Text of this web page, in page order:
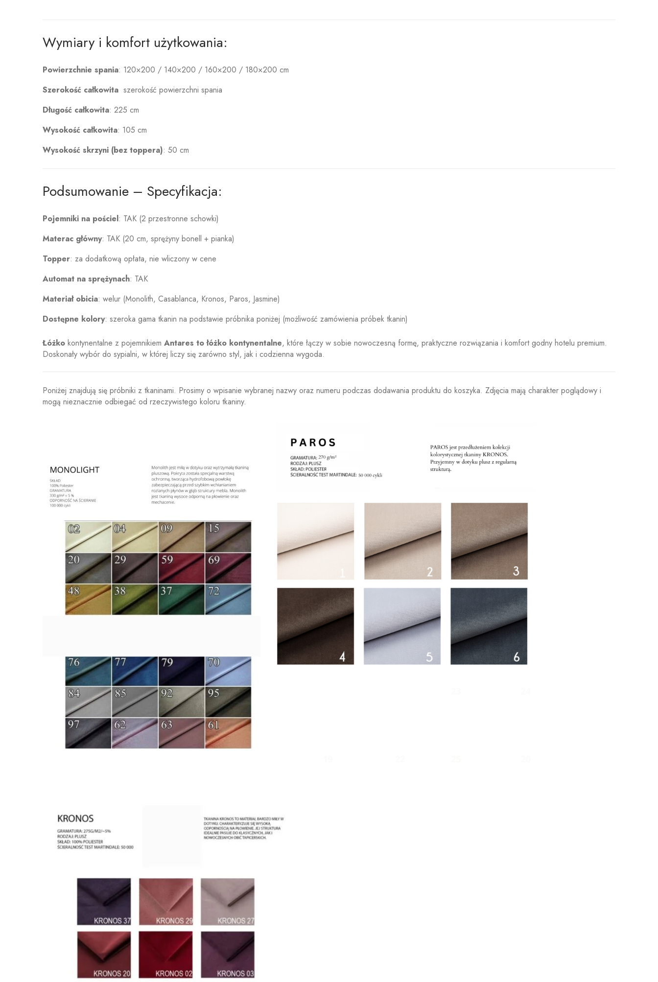
Wymiary i komfort użytkowania:
Powierzchnie spania: 120×200 / 140×200 / 160×200 / 180×200 cm
Szerokość całkowita szerokość powierzchni spania
Długość całkowita: 225 cm
Wysokość całkowita: 105 cm
Wysokość skrzyni (bez toppera): 50 cm
Podsumowanie – Specyfikacja:
Pojemniki na pościel: TAK (2 przestronne schowki)
Materac główny: TAK (20 cm, sprężyny bonell + pianka)
Topper: za dodatkową opłata, nie wliczony w cene
Automat na sprężynach: TAK
Materiał obicia: welur (Monolith, Casablanca, Kronos, Paros, Jasmine)
Dostępne kolory: szeroka gama tkanin na podstawie próbnika poniżej (możliwość zamówienia próbek tkanin)
Łóżko kontynentalne z pojemnikiem Antares to łóżko kontynentalne, które łączy w sobie nowoczesną formę, praktyczne rozwiązania i komfort godny hotelu premium.
Doskonały wybór do sypialni, w której liczy się zarówno styl, jak i codzienna wygoda.
Poniżej znajdują się próbniki z tkaninami. Prosimy o wpisanie wybranej nazwy oraz numeru podczas dodawania produktu do koszyka. Zdjęcia mają charakter poglądowy i
mogą nieznacznie odbiegać od rzeczywistego koloru tkaniny.